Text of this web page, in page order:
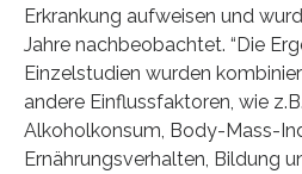
Erkrankung aufweisen und
Jahre nachbeobachtet. “Die
Einzelstudien wurden
andere Einflussfaktoren, wie
Alkoholkonsum, Body-Mass-
Ernährungsverhalten, Bildung